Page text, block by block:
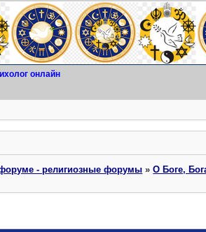
онлайн
- религиозные форумы »О Боге,